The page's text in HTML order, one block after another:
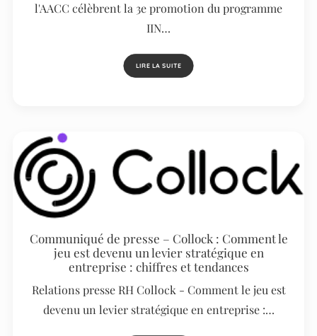
l'AACC célèbrent la 3e promotion du programme
IIN…
LIRE LA SUITE
Communiqué de presse – Collock : Comment le
jeu est devenu un levier stratégique en
entreprise : chiffres et tendances
Relations presse RH Collock - Comment le jeu est
devenu un levier stratégique en entreprise :…